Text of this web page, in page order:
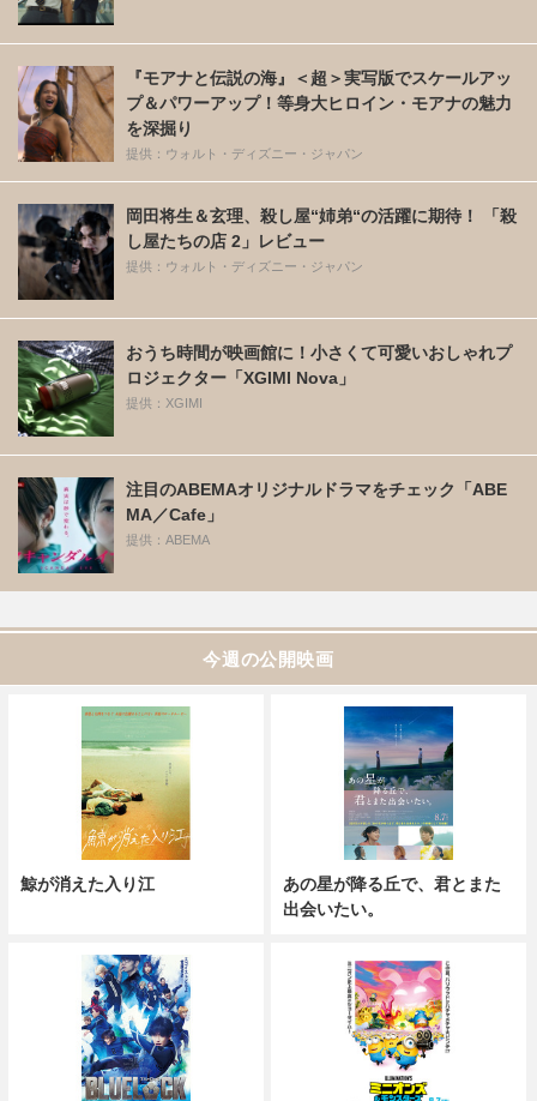
『モアナと伝説の海』＜超＞実写版でスケールアッ
プ＆パワーアップ！等身大ヒロイン・モアナの魅力
を深掘り
提供：ウォルト・ディズニー・ジャパン
岡田将生＆玄理、殺し屋“姉弟“の活躍に期待！ 「殺
し屋たちの店 2」レビュー
提供：ウォルト・ディズニー・ジャパン
おうち時間が映画館に！小さくて可愛いおしゃれプ
ロジェクター「XGIMI Nova」
提供：XGIMI
注目のABEMAオリジナルドラマをチェック「ABE
MA／Cafe」
提供：ABEMA
今週の公開映画
鯨が消えた入り江
あの星が降る丘で、君とまた
出会いたい。